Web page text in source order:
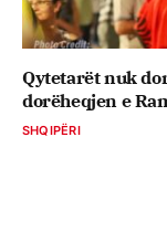
Qytetarët nuk
dorëheqjen e
SHQIPËRI